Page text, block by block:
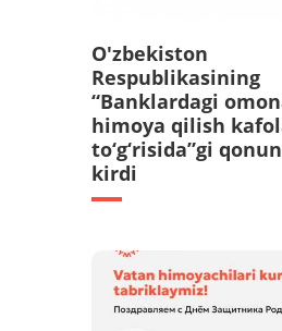
O'zbekiston
Respublikasining
“Banklardagi
himoya qilish
to‘g‘risida”gi
kirdi